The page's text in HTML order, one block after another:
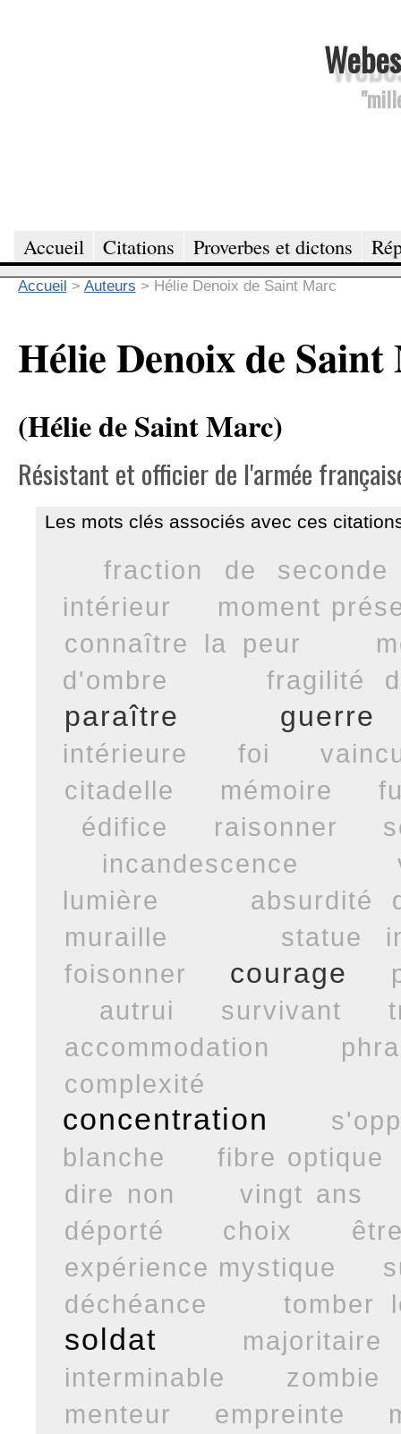
Accueil Citations Proverbes et dictons
Accueil > Auteurs > Hélie Denoix de Saint Marc
Hélie Denoix de
(Hélie de Saint Marc)
Résistant et officier de l'armée
Les mots clés associés avec ces
fraction de seconde
intérieur
moment
connaître la peur
d'ombre
fragilité
paraître guerre
intérieure foi
citadelle
mémoire
édifice
raisonner
incandescence
lumière
absurdité
muraille
statue
foisonner
courage
autrui
survivant
accommodation
complexité
concentration
blanche
fibre optique
dire non
vingt ans
déporté
choix
expérience mystique
déchéance
tomber
soldat
majoritaire
interminable
zombie
menteur
empreinte